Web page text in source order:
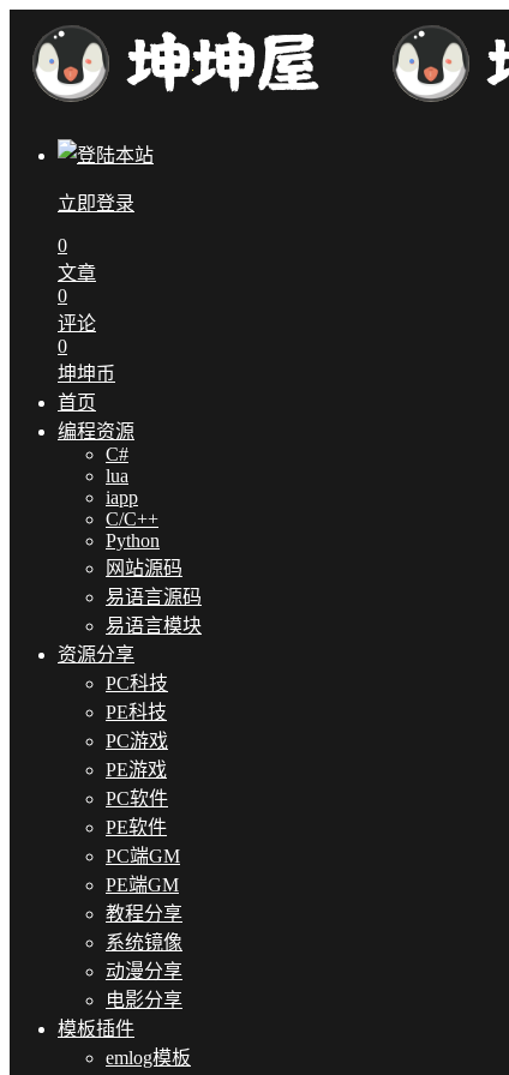
立即登录
0
文章
0
评论
0
坤坤币
首页
编程资源
C#
lua
iapp
C/C++
Python
网站源码
易语言源码
易语言模块
资源分享
PC科技
PE科技
PC游戏
PE游戏
PC软件
PE软件
PC端GM
PE端GM
教程分享
系统镜像
动漫分享
电影分享
模板插件
emlog模板